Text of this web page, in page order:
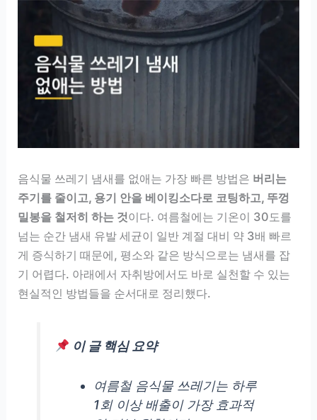
음식물 쓰레기 냄새를 없애는 가장 빠른 방법은 버리는
주기를 줄이고, 용기 안을 베이킹소다로 코팅하고, 뚜껑
밀봉을 철저히 하는 것이다. 여름철에는 기온이 30도를
넘는 순간 냄새 유발 세균이 일반 계절 대비 약 3배 빠르
게 증식하기 때문에, 평소와 같은 방식으로는 냄새를 잡
기 어렵다. 아래에서 자취방에서도 바로 실천할 수 있는
현실적인 방법들을 순서대로 정리했다.
이 글 핵심 요약
여름철 음식물 쓰레기는 하루
1회 이상 배출이 가장 효과적